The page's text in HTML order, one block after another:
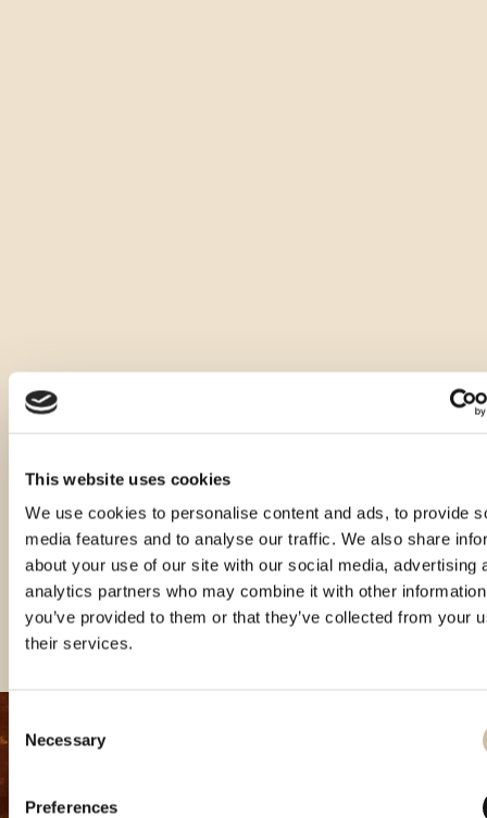
This website uses cookies
We use cookies to personalise content and ads, to provide
media features and to analyse our traffic. We also share
about your use of our site with our social media, advertising
analytics partners who may combine it with other
you’ve provided to them or that they’ve collected from your
their services.
Selection
Necessary
Preferences
Andere Größen dieses Produkts